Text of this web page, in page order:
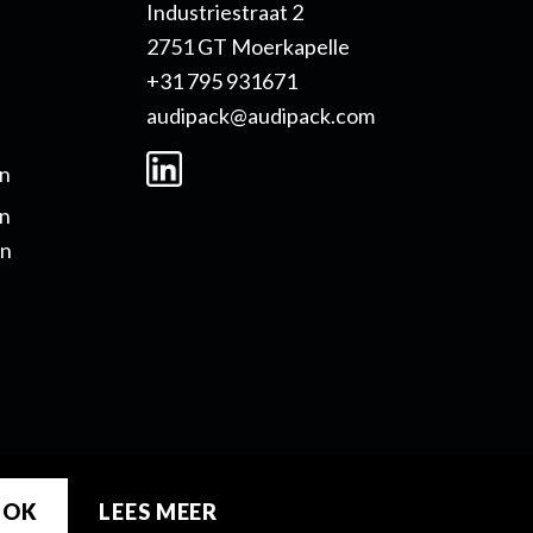
Industriestraat 2
2751 GT Moerkapelle
+31 795 931671
audipack@audipack.com
OK LEES MEER